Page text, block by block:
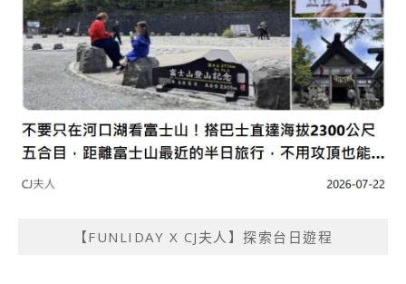
【FUNLIDAY X CJ夫人】探索台日遊程